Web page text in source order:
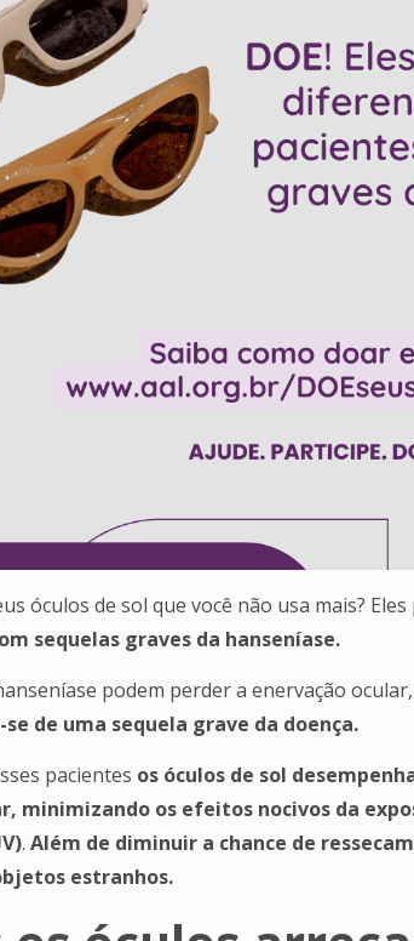
óculos de sol que você não usa mais? Eles
sequelas graves da hanseníase.
podem perder a enervação
de uma sequela grave da doença.
pacientes os óculos de sol
minimizando os efeitos nocivos da
. Além de diminuir a chance de
estranhos.